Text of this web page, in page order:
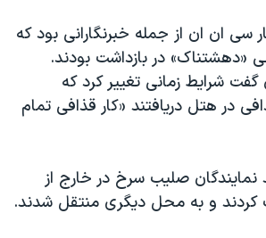
جایزه نوبل صلح
آمریکا «سی‌پک»
به چین
سی ان ان از جمله خبرنگارانی بود که
«دهشتناک» در بازداشت بودند.
شرایط زمانی تغییر کرد که
در هتل دریافتند «کار قذافی تمام
نمایندگان صلیب سرخ در خارج از
کردند و به محل دیگری منتقل شدند.